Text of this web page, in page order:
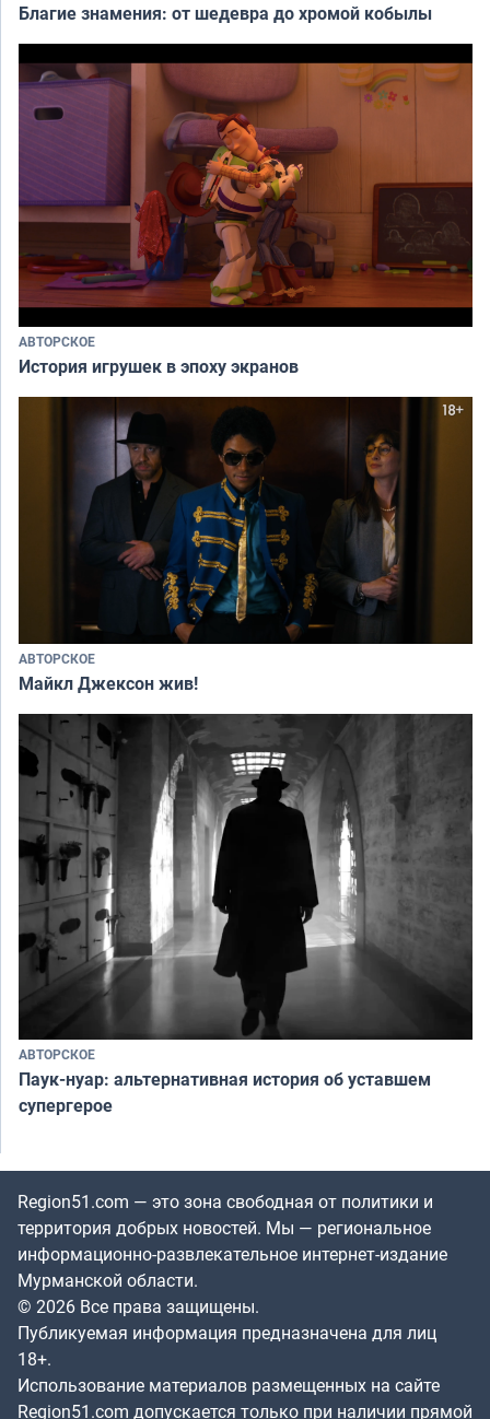
Благие знамения: от шедевра до хромой кобылы
АВТОРСКОЕ
История игрушек в эпоху экранов
АВТОРСКОЕ
Майкл Джексон жив!
АВТОРСКОЕ
Паук-нуар: альтернативная история об уставшем
супергерое
Region51.com — это зона свободная от политики и
территория добрых новостей. Мы — региональное
информационно-развлекательное интернет-издание
Мурманской области.
© 2026 Все права защищены.
Публикуемая информация предназначена для лиц
18+.
Использование материалов размещенных на сайте
Region51.com допускается только при наличии прямой